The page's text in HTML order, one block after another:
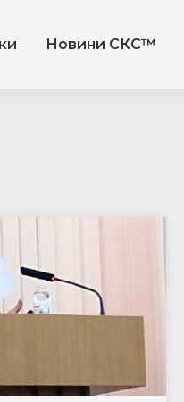
Новини СКС™